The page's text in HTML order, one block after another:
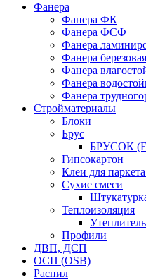
Фанера
Фанера ФК
Фанера ФСФ
Фанера
Фанера березовая
Фанера
Фанера
Фанера
Стройматериалы
Блоки
Брус
БРУСОК
Гипсокартон
Клеи для
Сухие смеси
Теплоизоляция
Утеплитель
Профили
ДВП, ДСП
ОСП (OSB)
Распил